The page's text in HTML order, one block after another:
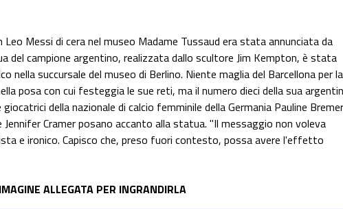
Leo Messi di cera nel museo Madame Tussaud era stata annunciata da
del campione argentino, realizzata dallo scultore Jim Kempton, è stata
nella succursale del museo di Berlino. Niente maglia del Barcellona per la
posa con cui festeggia le sue reti, ma il numero dieci della sua
della nazionale di calcio femminile della Germania Pauline
Jennifer Cramer posano accanto alla statua. "Il messaggio non voleva
e ironico. Capisco che, preso fuori contesto, possa avere l'effetto
ALLEGATA PER INGRANDIRLA